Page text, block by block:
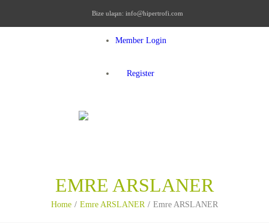
Bize ulaşın: info@hipertrofi.com
Member Login
Register
EMRE ARSLANER
Home Emre ARSLANER Emre ARSLANER